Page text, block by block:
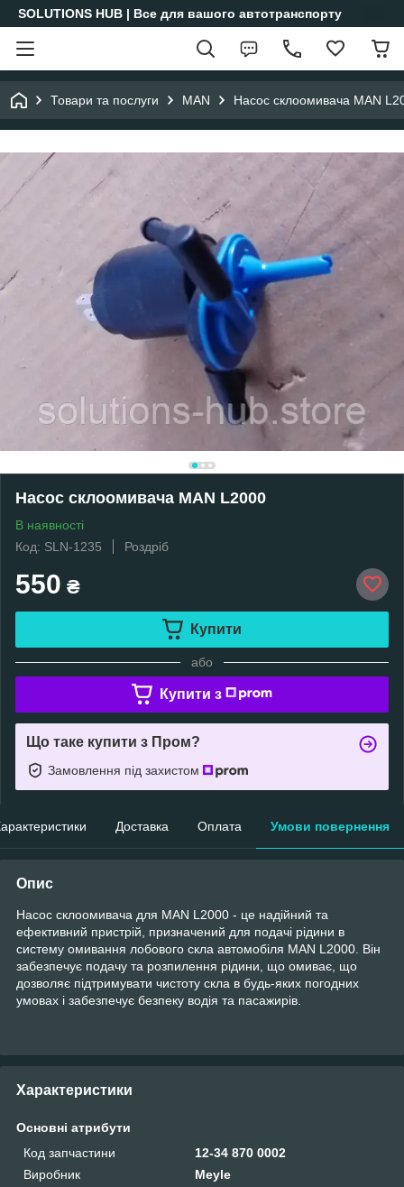
SOLUTIONS HUB | Все для вашого автотранспорту
Товари та послуги MAN Насос склоомивача MAN
Насос склоомивача MAN L2000
В наявності
Код: SLN-1235
Роздріб
550 ₴
Купити
або
Купити з
Що таке купити з Пром?
Замовлення під захистом
Доставка Оплата Умови повернення
Опис
Насос склоомивача для MAN L2000 - це надійний та
ефективний пристрій, призначений для подачі рідини в
систему омивання лобового скла автомобіля MAN L2000. Він
забезпечує подачу та розпилення рідини, що омиває, що
дозволяє підтримувати чистоту скла в будь-яких погодних
умовах і забезпечує безпеку водія та пасажирів.
Характеристики
Основні атрибути
Код запчастини
12-34 870 0002
Виробник
Meyle